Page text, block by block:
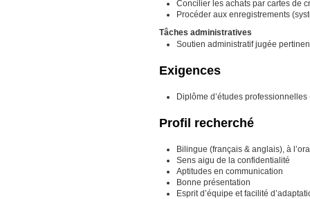
Concilier les achats par cartes de
Procéder aux enregistrements
Tâches administratives
Soutien administratif jugée
Exigences
Diplôme d’études
Profil recherché
Bilingue (français & anglais), à
Sens aigu de la confidentialité
Aptitudes en communication
Bonne présentation
Esprit d’équipe et facilité